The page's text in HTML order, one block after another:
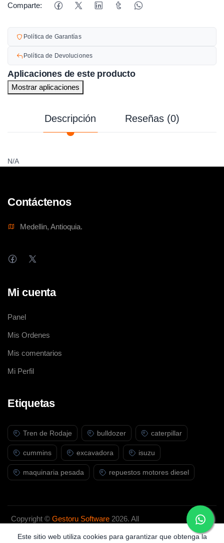
Comparte:
Política de Garantías
Política de Devoluciones
Aplicaciones de este producto
Mostrar aplicaciones
Descripción Reseñas (0)
N/A
Contáctenos
Medellin, Antioquia.
Mi cuenta
Panel
Mis Ordenes
Mis comentarios
Mi Perfil
Etiquetas
Tren de Rodaje bulldozer caterpillar
cummins excavadora isuzu
maquinaria pesada repuestos motores diesel
Copyright ©Gestoru Software 2026. All
Este sitio web utiliza cookies para garantizar que obtenga la